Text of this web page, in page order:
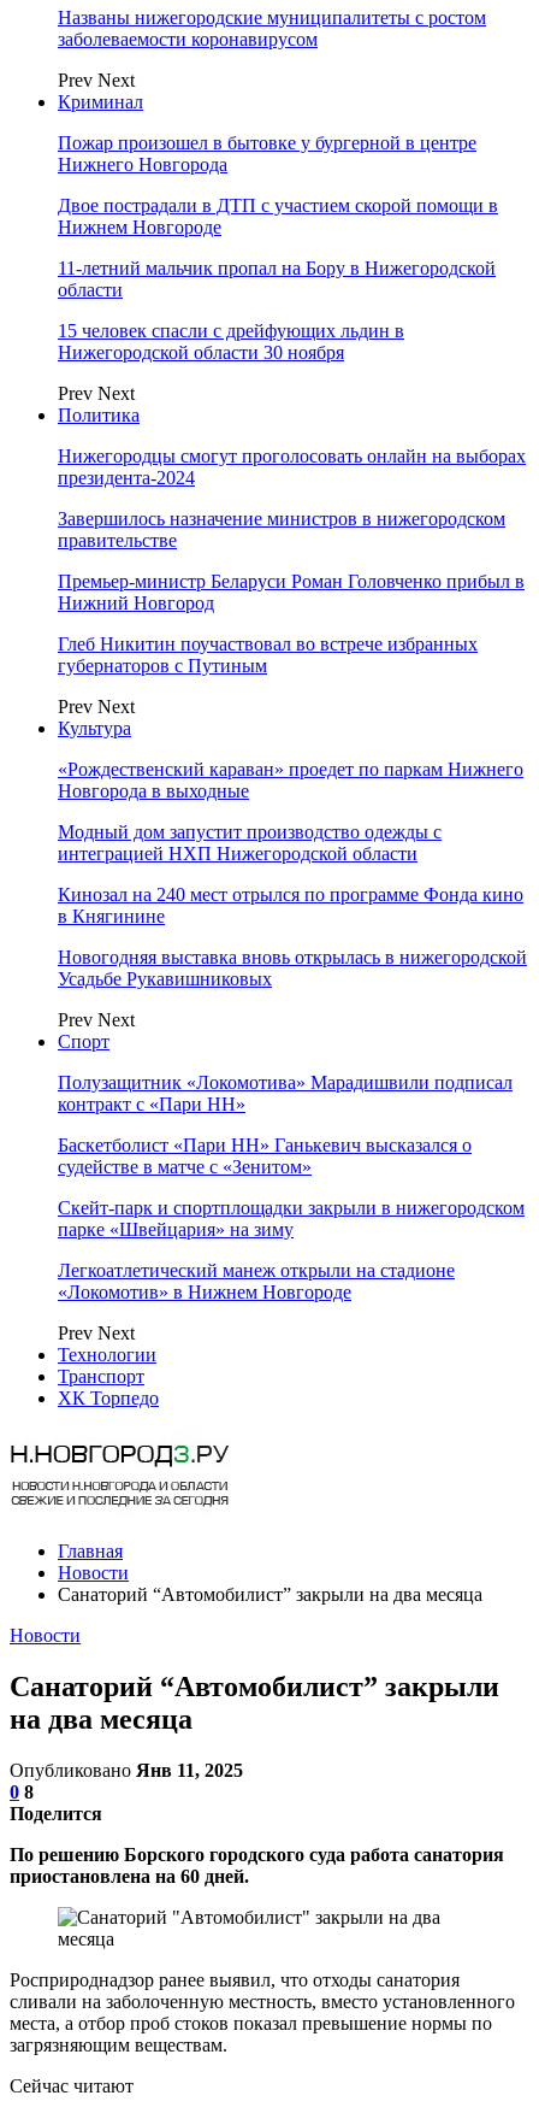
Названы нижегородские муниципалитеты с ростом
заболеваемости коронавирусом
Prev Next
Криминал
Пожар произошел в бытовке у бургерной в центре
Нижнего Новгорода
Двое пострадали в ДТП с участием скорой помощи в
Нижнем Новгороде
11-летний мальчик пропал на Бору в Нижегородской
области
15 человек спасли с дрейфующих льдин в
Нижегородской области 30 ноября
Prev Next
Политика
Нижегородцы смогут проголосовать онлайн на выборах
президента-2024
Завершилось назначение министров в нижегородском
правительстве
Премьер-министр Беларуси Роман Головченко прибыл в
Нижний Новгород
Глеб Никитин поучаствовал во встрече избранных
губернаторов с Путиным
Prev Next
Культура
«Рождественский караван» проедет по паркам Нижнего
Новгорода в выходные
Модный дом запустит производство одежды с
интеграцией НХП Нижегородской области
Кинозал на 240 мест отрылся по программе Фонда кино
в Княгинине
Новогодняя выставка вновь открылась в нижегородской
Усадьбе Рукавишниковых
Prev Next
Спорт
Полузащитник «Локомотива» Марадишвили подписал
контракт с «Пари НН»
Баскетболист «Пари НН» Ганькевич высказался о
судействе в матче с «Зенитом»
Скейт-парк и спортплощадки закрыли в нижегородском
парке «Швейцария» на зиму
Легкоатлетический манеж открыли на стадионе
«Локомотив» в Нижнем Новгороде
Prev Next
Технологии
Транспорт
ХК Торпедо
Главная
Новости
Санаторий “Автомобилист” закрыли на два месяца
Новости
Санаторий “Автомобилист” закрыли
на два месяца
Опубликовано Янв 11, 2025
0 8
Поделится
По решению Борского городского суда работа санатория
приостановлена на 60 дней.
Росприроднадзор ранее выявил, что отходы санатория
сливали на заболоченную местность, вместо установленного
места, а отбор проб стоков показал превышение нормы по
загрязняющим веществам.
Сейчас читают